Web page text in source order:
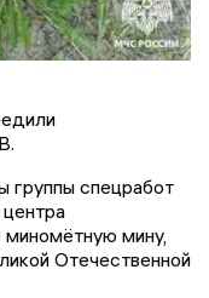
группы спецработ
мину,
Отечественной